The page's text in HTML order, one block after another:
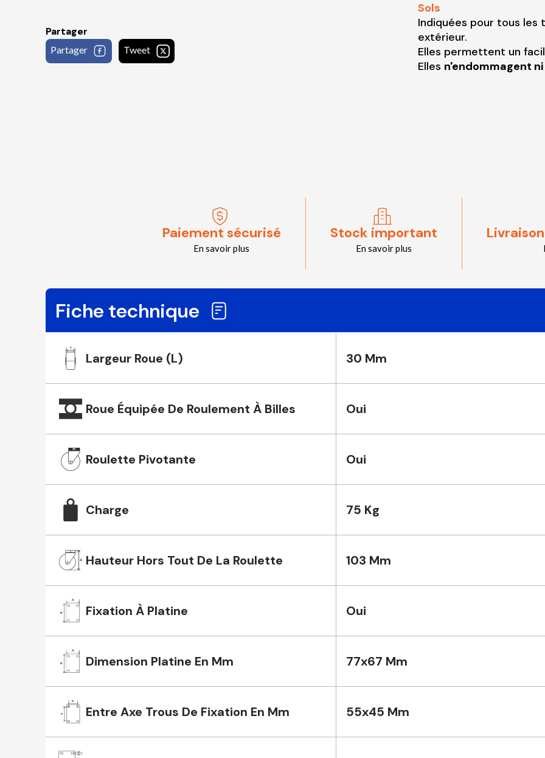
Partager
Partager Tweet
Sols
Indiquées pour tous les
extérieur.
Elles permettent un
Elles n'endommagent
Paiement sécurisé
En savoir plus
Stock important
En savoir plus
Fiche technique
Largeur Roue (L) 30 Mm
Roue Équipée De Roulement À Billes Oui
Roulette Pivotante Oui
Charge 75 Kg
Hauteur Hors Tout De La Roulette 103 Mm
Fixation À Platine Oui
Dimension Platine En Mm 77x67 Mm
Entre Axe Trous De Fixation En Mm 55x45 Mm